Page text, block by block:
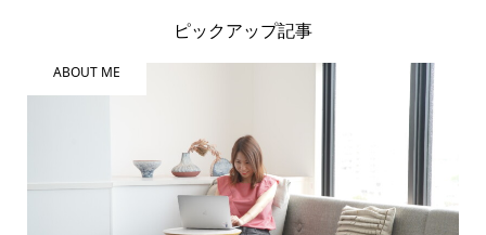
ピックアップ記事
ABOUT ME